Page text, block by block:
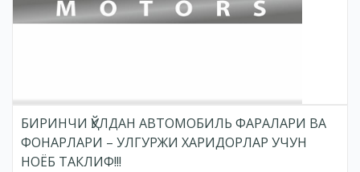
БИРИНЧИ ҚЎЛДАН АВТОМОБИЛЬ ФАРАЛАРИ ВА
ФОНАРЛАРИ – УЛГУРЖИ ХАРИДОРЛАР УЧУН
НОЁБ ТАКЛИФ!!!